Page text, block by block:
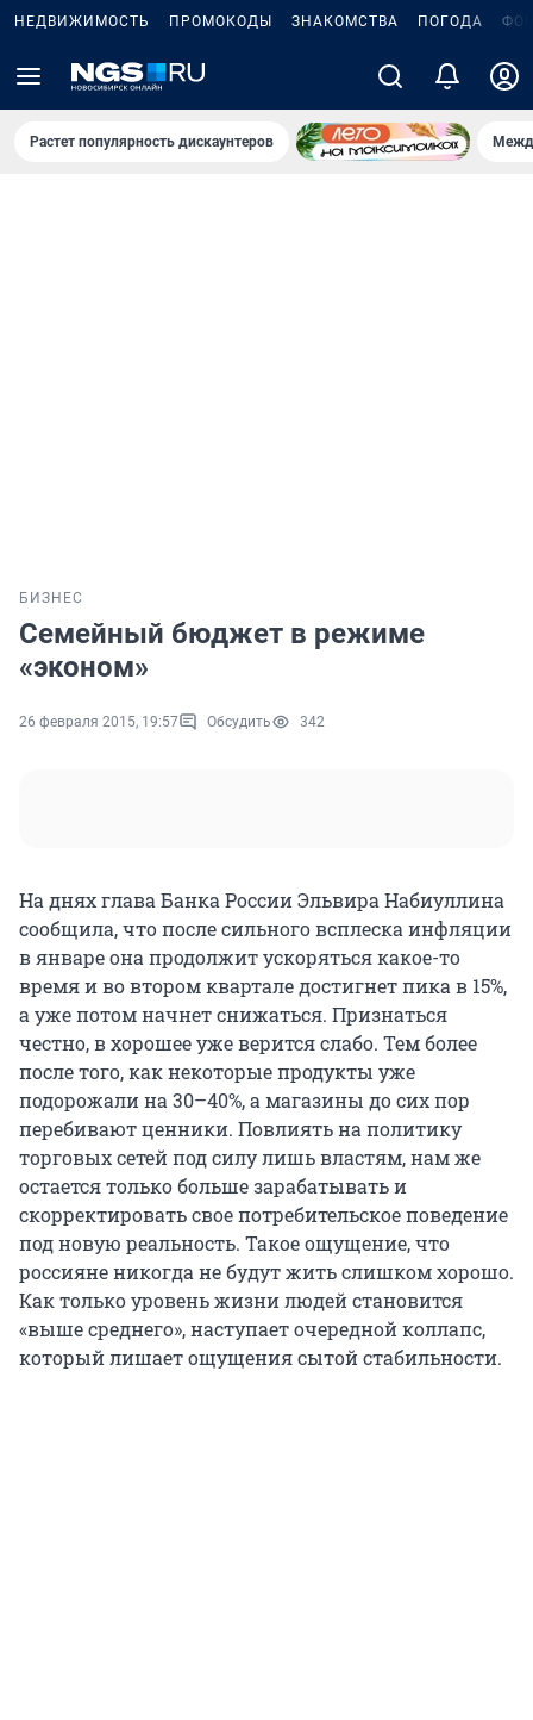
НЕДВИЖИМОСТЬ ПРОМОКОДЫ ЗНАКОМСТВА ПОГОДА
Растет популярность дискаунтеров
БИЗНЕС
Семейный бюджет в режиме
«эконом»
26 февраля 2015, 19:57 Обсудить 342
На днях глава Банка России Эльвира Набиуллина
сообщила, что после сильного всплеска инфляции
в январе она продолжит ускоряться какое-то
время и во втором квартале достигнет пика в 15%,
а уже потом начнет снижаться. Признаться
честно, в хорошее уже верится слабо. Тем более
после того, как некоторые продукты уже
подорожали на 30–40%, а магазины до сих пор
перебивают ценники. Повлиять на политику
торговых сетей под силу лишь властям, нам же
остается только больше зарабатывать и
скорректировать свое потребительское поведение
под новую реальность. Такое ощущение, что
россияне никогда не будут жить слишком хорошо.
Как только уровень жизни людей становится
«выше среднего», наступает очередной коллапс,
который лишает ощущения сытой стабильности.